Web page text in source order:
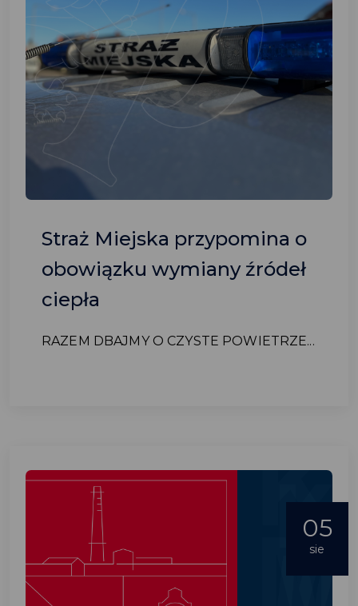
Straż Miejska przypomina o
obowiązku wymiany źródeł
ciepła
RAZEM DBAJMY O CZYSTE POWIETRZE...
05
sie